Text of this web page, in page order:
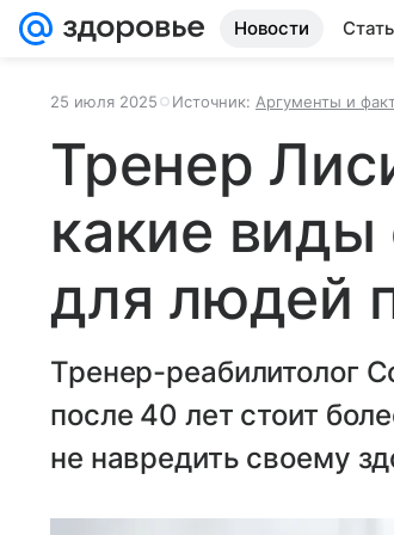
Новости
25 июля 2025 Источник: Аргументы и
Тренер
какие виды
для людей
Тренер-реабилитолог
после 40 лет стоит
не навредить своему